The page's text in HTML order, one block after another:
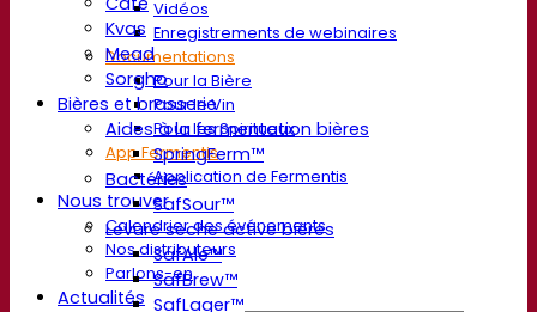
Vidéos
Enregistrements de webinaires
Documentations
Pour la Bière
Pour le Vin
Pour les Spiritueux
App Fermentis
Application de Fermentis
Nous trouver
Calendrier des événements
Nos distributeurs
Parlons-en
Actualités
Kvas
Mead
Sorgho
Bières et brasserie
Aides à la fermentation bières
SpringFerm™
Bactéries
SafSour™
Levure sèche active bières
SafAle™
SafBrew™
SafLager™